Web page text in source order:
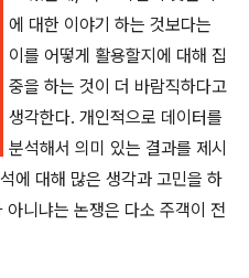
에 대한 이야기 하는 것보다는
이를 어떻게 활용할지에 대해 집
중을 하는 것이 더 바람직하다고
생각한다. 개인적으로 데이터를
분석해서 의미 있는 결과를 제시
에 대해 많은 생각과 고민을 하
니냐는 논쟁은 다소 주객이 전